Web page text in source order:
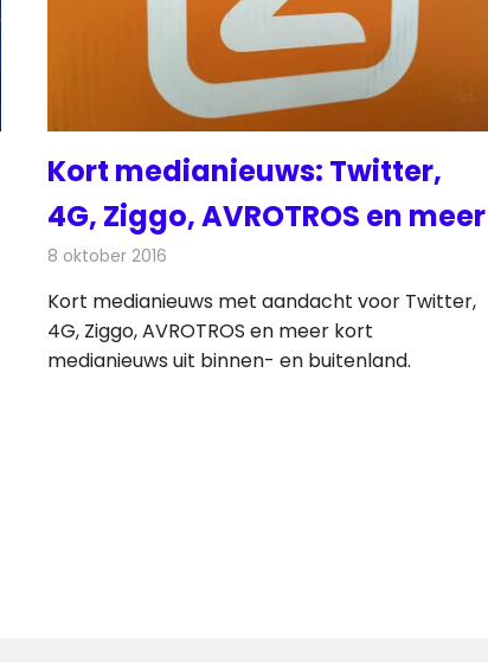
Kort medianieuws: Twitter,
4G, Ziggo, AVROTROS en meer
8 oktober 2016
Kort medianieuws met aandacht voor Twitter,
4G, Ziggo, AVROTROS en meer kort
medianieuws uit binnen- en buitenland.